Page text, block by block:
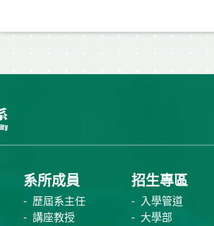
系所成員
歷屆系主任
講座教授
招生專區
入學管道
大學部